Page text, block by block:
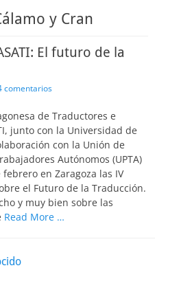
y Cran
El futuro de la
comentarios
de Traductores e
junto con la Universidad de
con la Unión de
Autónomos (UPTA)
en Zaragoza las IV
el Futuro de la Traducción.
y muy bien sobre las
Read More …